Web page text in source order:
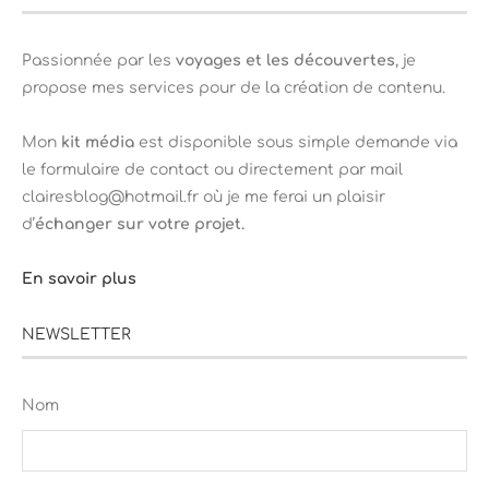
Passionnée par les voyages et les découvertes, je
propose mes services pour de la création de contenu.
Mon kit média est disponible sous simple demande via
le formulaire de contact ou directement par mail
clairesblog@hotmail.fr où je me ferai un plaisir
d’échanger sur votre projet.
En savoir plus
NEWSLETTER
Nom